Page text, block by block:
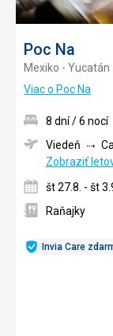
Poc Na
Mexiko - Yucatán
Viac o Poc Na
Invia Care
8 dní / 6 nocí
Viedeň
Zobraziť
št 27.8. - št
Raňajky